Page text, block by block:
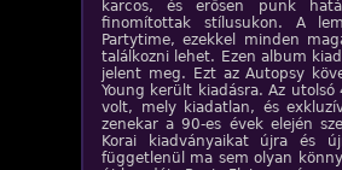
karcos, és erősen punk
finomítottak stílusukon. A
Partytime, ezekkel minden
találkozni lehet. Ezen album
jelent meg. Ezt az Autopsy
Young került kiadásra. Az
volt, mely kiadatlan, és
zenekar a 90-es évek elején
Korai kiadványaikat újra és
függetlenül ma sem olyan